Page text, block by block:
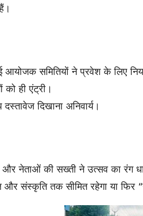
आयोजक समितियों ने प्रवेश के लिए
ही एंट्री।
दिखाना अनिवार्य।
नेताओं की सख्ती ने उत्सव का रंग
और संस्कृति तक सीमित रहेगा या फिर